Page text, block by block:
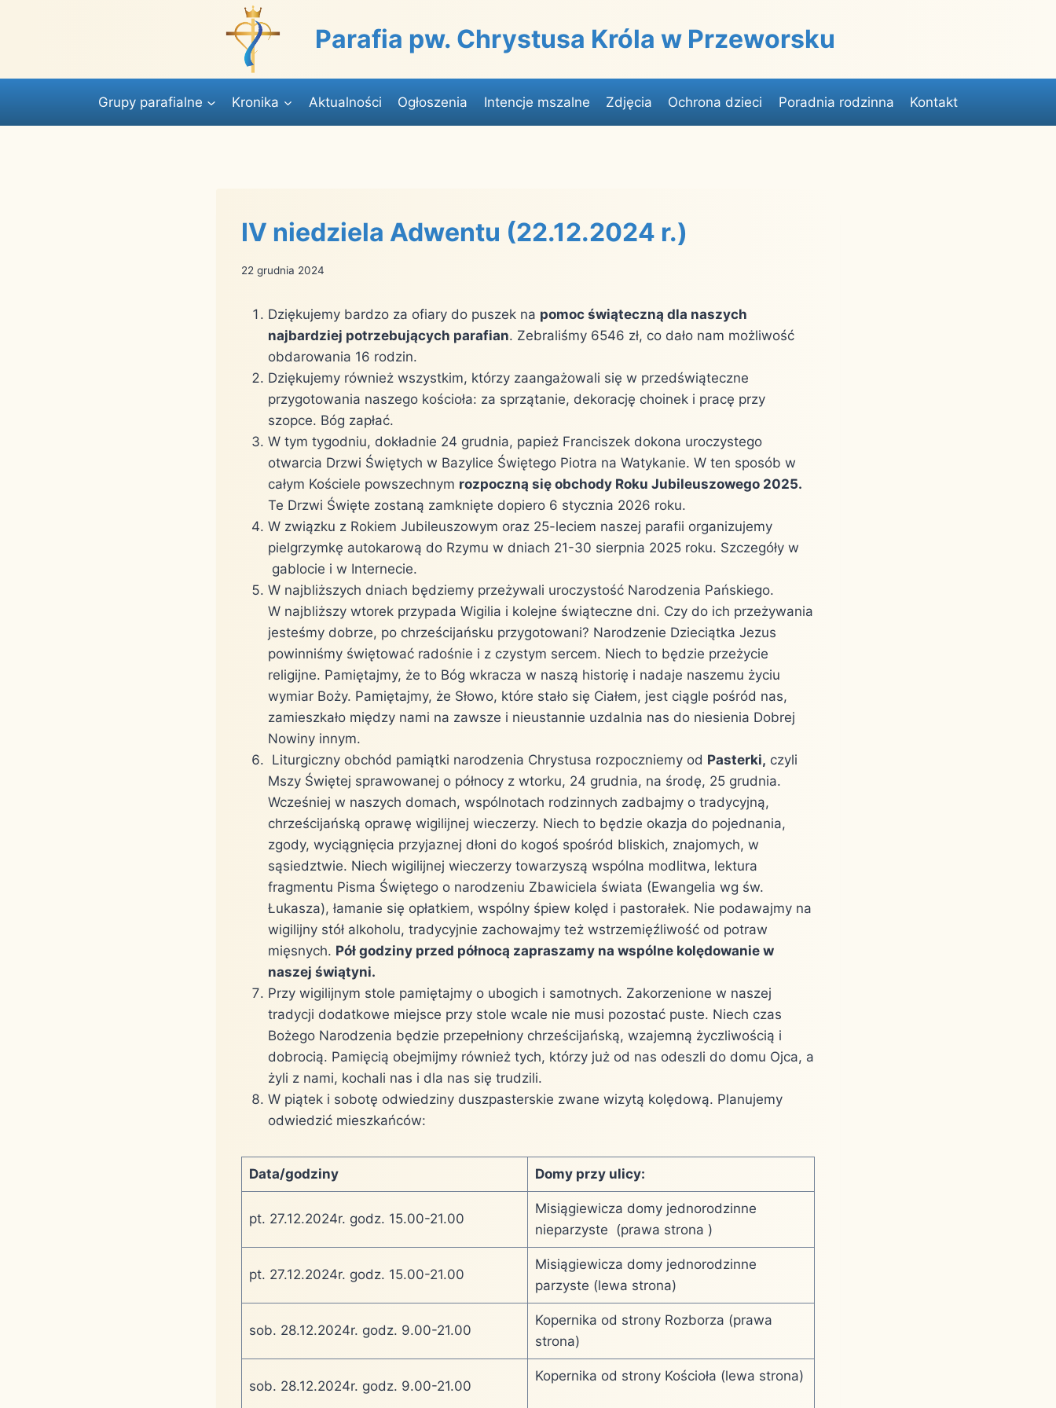
Parafia pw. Chrystusa Króla w Przeworsku
Grupy parafialne Kronika Aktualności Ogłoszenia Intencje mszalne Zdjęcia Ochrona dzieci Poradnia rodzinna Kontakt
IV niedziela Adwentu (22.12.2024 r.)
22 grudnia 2024
Dziękujemy bardzo za ofiary do puszek na pomoc świąteczną dla naszych
najbardziej potrzebujących parafian. Zebraliśmy 6546 zł, co dało nam możliwość
obdarowania 16 rodzin.
Dziękujemy również wszystkim, którzy zaangażowali się w przedświąteczne
przygotowania naszego kościoła: za sprzątanie, dekorację choinek i pracę przy
szopce. Bóg zapłać.
W tym tygodniu, dokładnie 24 grudnia, papież Franciszek dokona uroczystego
otwarcia Drzwi Świętych w Bazylice Świętego Piotra na Watykanie. W ten sposób w
całym Kościele powszechnym rozpoczną się obchody Roku Jubileuszowego 2025.
Te Drzwi Święte zostaną zamknięte dopiero 6 stycznia 2026 roku.
W związku z Rokiem Jubileuszowym oraz 25-leciem naszej parafii organizujemy
pielgrzymkę autokarową do Rzymu w dniach 21-30 sierpnia 2025 roku. Szczegóły w
gablocie i w Internecie.
W najbliższych dniach będziemy przeżywali uroczystość Narodzenia Pańskiego.
W najbliższy wtorek przypada Wigilia i kolejne świąteczne dni. Czy do ich przeżywania
jesteśmy dobrze, po chrześcijańsku przygotowani? Narodzenie Dzieciątka Jezus
powinniśmy świętować radośnie i z czystym sercem. Niech to będzie przeżycie
religijne. Pamiętajmy, że to Bóg wkracza w naszą historię i nadaje naszemu życiu
wymiar Boży. Pamiętajmy, że Słowo, które stało się Ciałem, jest ciągle pośród nas,
zamieszkało między nami na zawsze i nieustannie uzdalnia nas do niesienia Dobrej
Nowiny innym.
Liturgiczny obchód pamiątki narodzenia Chrystusa rozpoczniemy od Pasterki, czyli
Mszy Świętej sprawowanej o północy z wtorku, 24 grudnia, na środę, 25 grudnia.
Wcześniej w naszych domach, wspólnotach rodzinnych zadbajmy o tradycyjną,
chrześcijańską oprawę wigilijnej wieczerzy. Niech to będzie okazja do pojednania,
zgody, wyciągnięcia przyjaznej dłoni do kogoś spośród bliskich, znajomych, w
sąsiedztwie. Niech wigilijnej wieczerzy towarzyszą wspólna modlitwa, lektura
fragmentu Pisma Świętego o narodzeniu Zbawiciela świata (Ewangelia wg św.
Łukasza), łamanie się opłatkiem, wspólny śpiew kolęd i pastorałek. Nie podawajmy na
wigilijny stół alkoholu, tradycyjnie zachowajmy też wstrzemięźliwość od potraw
mięsnych. Pół godziny przed północą zapraszamy na wspólne kolędowanie w
naszej świątyni.
Przy wigilijnym stole pamiętajmy o ubogich i samotnych. Zakorzenione w naszej
tradycji dodatkowe miejsce przy stole wcale nie musi pozostać puste. Niech czas
Bożego Narodzenia będzie przepełniony chrześcijańską, wzajemną życzliwością i
dobrocią. Pamięcią obejmijmy również tych, którzy już od nas odeszli do domu Ojca, a
żyli z nami, kochali nas i dla nas się trudzili.
W piątek i sobotę odwiedziny duszpasterskie zwane wizytą kolędową. Planujemy
odwiedzić mieszkańców:
Data/godziny Domy przy ulicy:
pt. 27.12.2024r. godz. 15.00-21.00
Misiągiewicza domy jednorodzinne
nieparzyste (prawa strona )
pt. 27.12.2024r. godz. 15.00-21.00
Misiągiewicza domy jednorodzinne
parzyste (lewa strona)
sob. 28.12.2024r. godz. 9.00-21.00
Kopernika od strony Rozborza (prawa
strona)
sob. 28.12.2024r. godz. 9.00-21.00
Kopernika od strony Kościoła (lewa strona)